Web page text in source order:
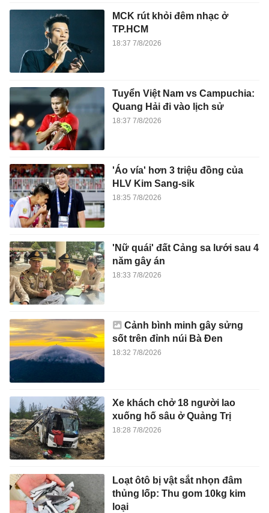
MCK rút khỏi đêm nhạc ở
TP.HCM
18:37 7/8/2026
Tuyển Việt Nam vs Campuchia:
Quang Hải đi vào lịch sử
18:37 7/8/2026
'Áo vía' hơn 3 triệu đồng của
HLV Kim Sang-sik
18:35 7/8/2026
'Nữ quái' đất Cảng sa lưới sau 4
năm gây án
18:33 7/8/2026
Cảnh bình minh gây sửng
sốt trên đỉnh núi Bà Đen
18:32 7/8/2026
Xe khách chở 18 người lao
xuống hố sâu ở Quảng Trị
18:28 7/8/2026
Loạt ôtô bị vật sắt nhọn đâm
thủng lốp: Thu gom 10kg kim
loại